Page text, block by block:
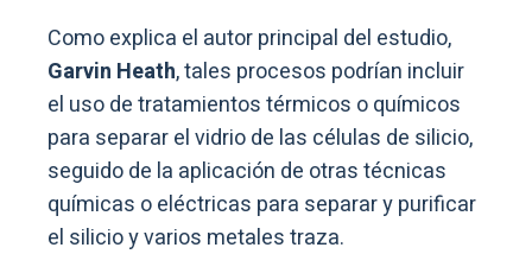
Como explica el autor principal del estudio,
Garvin Heath, tales procesos podrían incluir
el uso de tratamientos térmicos o químicos
para separar el vidrio de las células de silicio,
seguido de la aplicación de otras técnicas
químicas o eléctricas para separar y purificar
el silicio y varios metales traza.